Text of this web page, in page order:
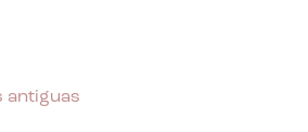
antiguas